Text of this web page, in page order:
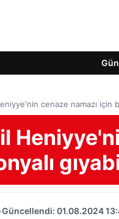
cenaze namazı için
Güncellendi: 01.08.2024